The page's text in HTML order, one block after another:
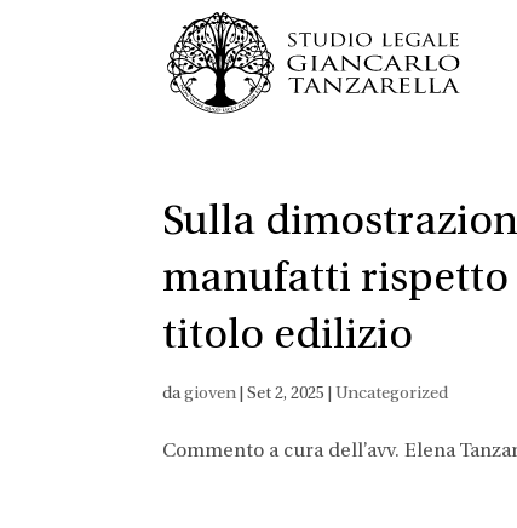
Sulla
manufatti rispetto
titolo edilizio
dagioven |Set 2, 2025 Uncategorized
Commento a cura dell’avv. Elena